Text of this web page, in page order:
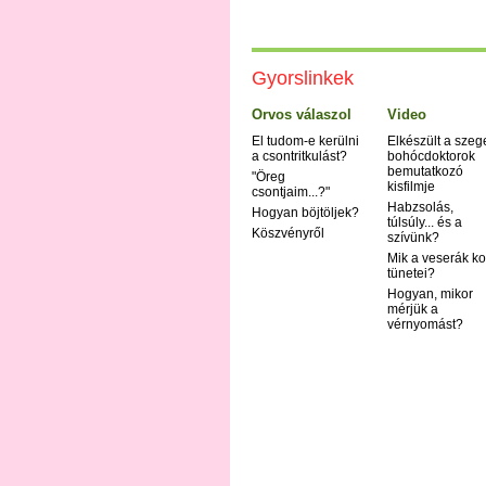
Gyorslinkek
Orvos válaszol
El tudom-e kerülni
a csontritkulást?
"Öreg
csontjaim...?"
Hogyan böjtöljek?
Köszvényről
Video
Elkészült a
bohócdoktorok
bemutatkozó
kisfilmje
Habzsolás,
túlsúly... és a
szívünk?
Mik a veserák
tünetei?
Hogyan, mikor
mérjük a
vérnyomást?